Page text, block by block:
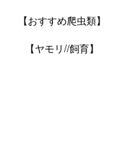
【おすすめ爬虫類】
【ヤモリ//飼育】